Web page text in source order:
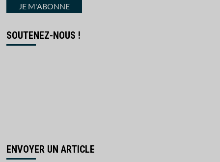
courriel
JE M'ABONNE
SOUTENEZ-NOUS !
ENVOYER UN ARTICLE